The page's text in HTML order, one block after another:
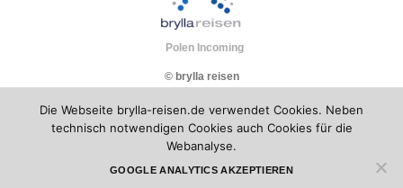
Polen Incoming
© brylla reisen
Die Webseite brylla-reisen.de verwendet Cookies. Neben
technisch notwendigen Cookies auch Cookies für die
Webanalyse.
GOOGLE ANALYTICS AKZEPTIEREN